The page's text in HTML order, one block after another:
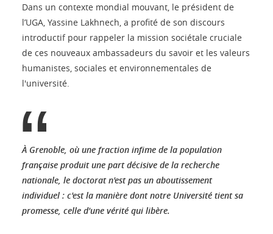
Dans un contexte mondial mouvant, le président de
l’UGA, Yassine Lakhnech, a profité de son discours
introductif pour rappeler la mission sociétale cruciale
de ces nouveaux ambassadeurs du savoir et les valeurs
humanistes, sociales et environnementales de
l'université.
À Grenoble, où une fraction infime de la population
française produit une part décisive de la recherche
nationale, le doctorat n'est pas un aboutissement
individuel : c'est la manière dont notre Université tient sa
promesse, celle d'une vérité qui libère.